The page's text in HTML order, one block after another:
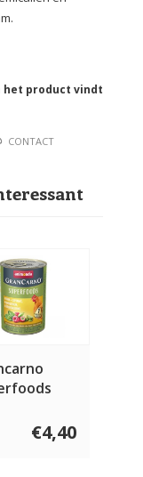
het product vindt
CONTACT
&
€4,40